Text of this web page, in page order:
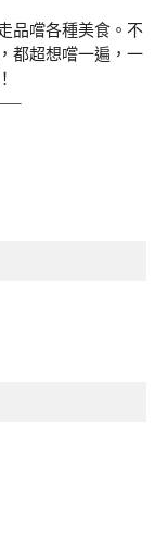
品嚐各種美食。不
都超想嚐一遍，一